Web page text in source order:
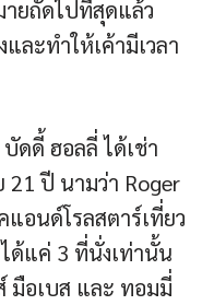
ยถัดไปที่สุดแล้ว
ละทำให้เค้ามีเวลา
ดดี้ ฮอลลี่ ได้เช่า
ปี นามว่า Roger
อนด์โรลสตาร์เที่ยว
ด้แค่ 3 ที่นั่งเท่านั้น
มือเบส และ ทอมมี่